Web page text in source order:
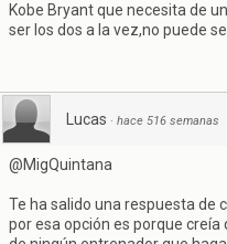
Kobe Bryant que necesita de
ser los dos a la vez,no puede
Lucas · hace 516 semanas
@MigQuintana
Te ha salido una respuesta de
por esa opción es porque creía